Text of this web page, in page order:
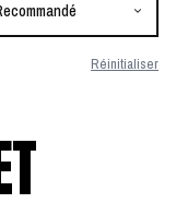
Réinitialiser